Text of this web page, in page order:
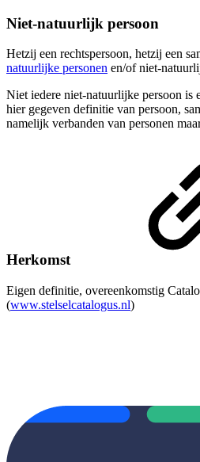
Niet-natuurlijk persoon
Hetzij een rechtspersoon, hetzij een
natuurlijke personen en/of niet-
Niet iedere niet-natuurlijke persoon is
hier gegeven definitie van persoon,
namelijk verbanden van personen
Herkomst
Eigen definitie, overeenkomstig
(www.stelselcatalogus.nl)